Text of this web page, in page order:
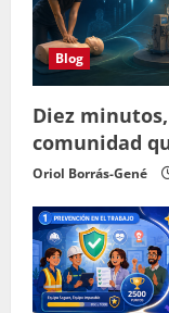
Blog
Diez
comunidad
Oriol Borrás-Gené